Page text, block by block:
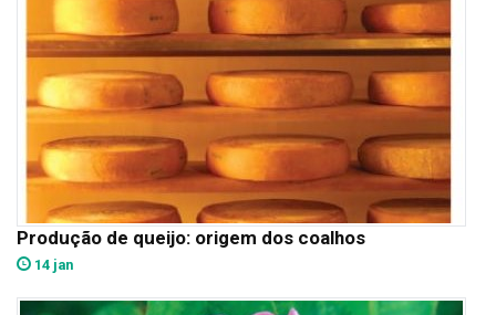
Produção de queijo: origem dos coalhos
14 jan